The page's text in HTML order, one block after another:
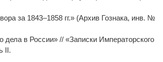
за 1843–1858 гг.» (Архив Гознака, инв. №
дела в России» // «Записки Императорского
II.